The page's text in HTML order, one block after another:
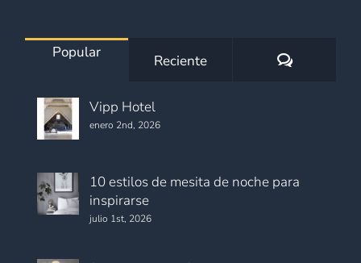
Popular Reciente
Vipp Hotel
enero 2nd, 2026
10 estilos de mesita de noche para
inspirarse
julio 1st, 2026